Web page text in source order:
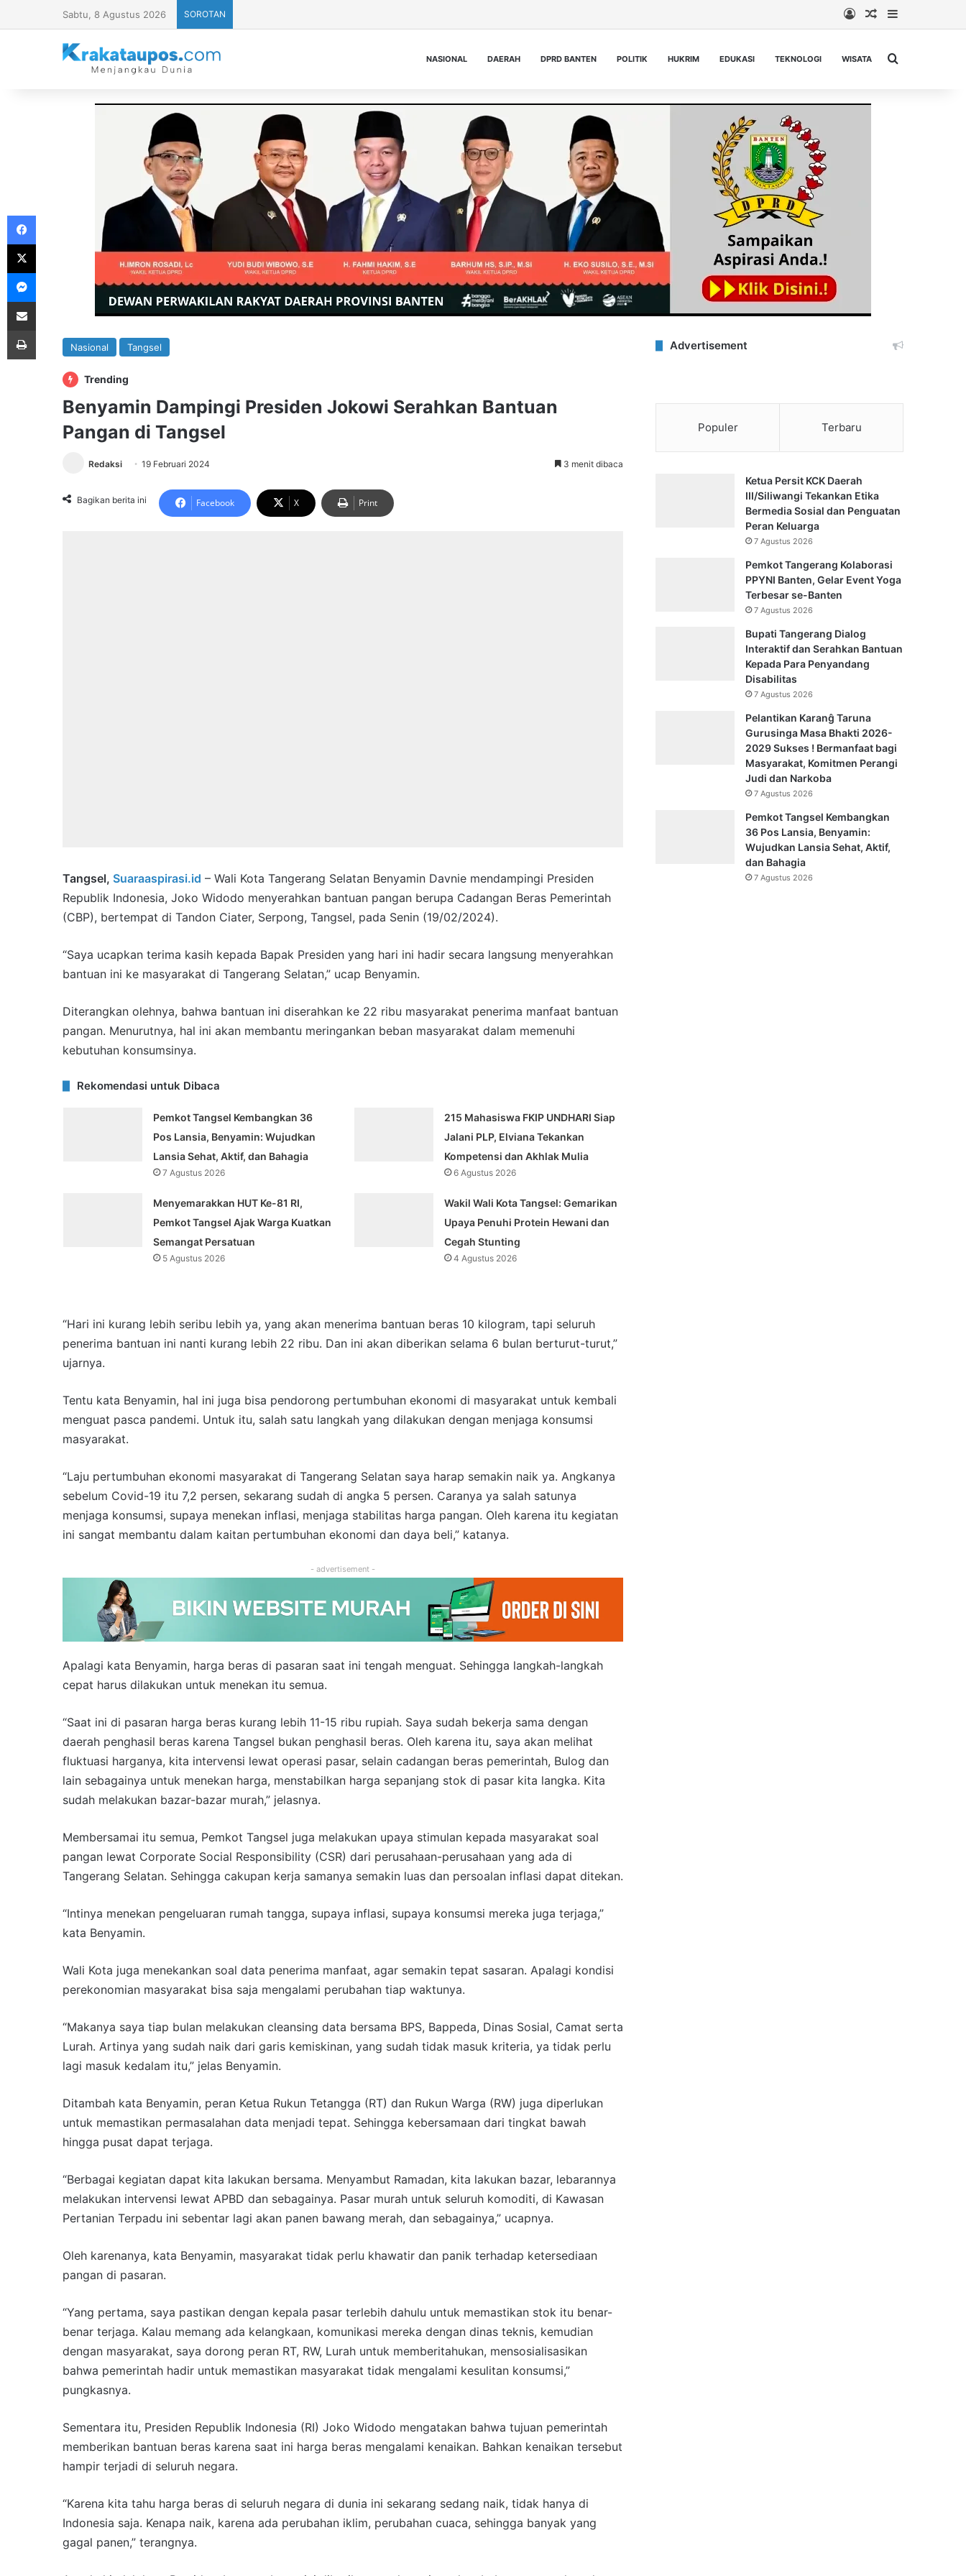
Sabtu, 8 Agustus 2026 SOROTAN Log InRandom Article
NASIONAL DAERAH DPRD BANTEN POLITIK HUKRIM EDUKASI TEKNOLOGI WISATA Cari berita...
Nasional Tangsel
Trending
Benyamin Dampingi Presiden Jokowi Serahkan Bantuan
Pangan di Tangsel
Redaksi 19 Februari 2024 3 menit dibaca
Bagikan berita ini Facebook X Print
Tangsel, Suaraaspirasi.id – Wali Kota Tangerang Selatan Benyamin Davnie mendampingi Presiden
Republik Indonesia, Joko Widodo menyerahkan bantuan pangan berupa Cadangan Beras Pemerintah
(CBP), bertempat di Tandon Ciater, Serpong, Tangsel, pada Senin (19/02/2024).
“Saya ucapkan terima kasih kepada Bapak Presiden yang hari ini hadir secara langsung menyerahkan
bantuan ini ke masyarakat di Tangerang Selatan,” ucap Benyamin.
Diterangkan olehnya, bahwa bantuan ini diserahkan ke 22 ribu masyarakat penerima manfaat bantuan
pangan. Menurutnya, hal ini akan membantu meringankan beban masyarakat dalam memenuhi
kebutuhan konsumsinya.
Rekomendasi untuk Dibaca
Pemkot Tangsel Kembangkan 36
Pos Lansia, Benyamin: Wujudkan
Lansia Sehat, Aktif, dan Bahagia
7 Agustus 2026
215 Mahasiswa FKIP UNDHARI Siap
Jalani PLP, Elviana Tekankan
Kompetensi dan Akhlak Mulia
6 Agustus 2026
Menyemarakkan HUT Ke-81 RI,
Pemkot Tangsel Ajak Warga Kuatkan
Semangat Persatuan
5 Agustus 2026
Wakil Wali Kota Tangsel: Gemarikan
Upaya Penuhi Protein Hewani dan
Cegah Stunting
4 Agustus 2026
“Hari ini kurang lebih seribu lebih ya, yang akan menerima bantuan beras 10 kilogram, tapi seluruh
penerima bantuan ini nanti kurang lebih 22 ribu. Dan ini akan diberikan selama 6 bulan berturut-turut,”
ujarnya.
Tentu kata Benyamin, hal ini juga bisa pendorong pertumbuhan ekonomi di masyarakat untuk kembali
menguat pasca pandemi. Untuk itu, salah satu langkah yang dilakukan dengan menjaga konsumsi
masyarakat.
“Laju pertumbuhan ekonomi masyarakat di Tangerang Selatan saya harap semakin naik ya. Angkanya
sebelum Covid-19 itu 7,2 persen, sekarang sudah di angka 5 persen. Caranya ya salah satunya
menjaga konsumsi, supaya menekan inflasi, menjaga stabilitas harga pangan. Oleh karena itu kegiatan
ini sangat membantu dalam kaitan pertumbuhan ekonomi dan daya beli,” katanya.
- advertisement -
Apalagi kata Benyamin, harga beras di pasaran saat ini tengah menguat. Sehingga langkah-langkah
cepat harus dilakukan untuk menekan itu semua.
“Saat ini di pasaran harga beras kurang lebih 11-15 ribu rupiah. Saya sudah bekerja sama dengan
daerah penghasil beras karena Tangsel bukan penghasil beras. Oleh karena itu, saya akan melihat
fluktuasi harganya, kita intervensi lewat operasi pasar, selain cadangan beras pemerintah, Bulog dan
lain sebagainya untuk menekan harga, menstabilkan harga sepanjang stok di pasar kita langka. Kita
sudah melakukan bazar-bazar murah,” jelasnya.
Membersamai itu semua, Pemkot Tangsel juga melakukan upaya stimulan kepada masyarakat soal
pangan lewat Corporate Social Responsibility (CSR) dari perusahaan-perusahaan yang ada di
Tangerang Selatan. Sehingga cakupan kerja samanya semakin luas dan persoalan inflasi dapat ditekan.
“Intinya menekan pengeluaran rumah tangga, supaya inflasi, supaya konsumsi mereka juga terjaga,”
kata Benyamin.
Wali Kota juga menekankan soal data penerima manfaat, agar semakin tepat sasaran. Apalagi kondisi
perekonomian masyarakat bisa saja mengalami perubahan tiap waktunya.
“Makanya saya tiap bulan melakukan cleansing data bersama BPS, Bappeda, Dinas Sosial, Camat serta
Lurah. Artinya yang sudah naik dari garis kemiskinan, yang sudah tidak masuk kriteria, ya tidak perlu
lagi masuk kedalam itu,” jelas Benyamin.
Ditambah kata Benyamin, peran Ketua Rukun Tetangga (RT) dan Rukun Warga (RW) juga diperlukan
untuk memastikan permasalahan data menjadi tepat. Sehingga kebersamaan dari tingkat bawah
hingga pusat dapat terjaga.
“Berbagai kegiatan dapat kita lakukan bersama. Menyambut Ramadan, kita lakukan bazar, lebarannya
melakukan intervensi lewat APBD dan sebagainya. Pasar murah untuk seluruh komoditi, di Kawasan
Pertanian Terpadu ini sebentar lagi akan panen bawang merah, dan sebagainya,” ucapnya.
Oleh karenanya, kata Benyamin, masyarakat tidak perlu khawatir dan panik terhadap ketersediaan
pangan di pasaran.
“Yang pertama, saya pastikan dengan kepala pasar terlebih dahulu untuk memastikan stok itu benar-
benar terjaga. Kalau memang ada kelangkaan, komunikasi mereka dengan dinas teknis, kemudian
dengan masyarakat, saya dorong peran RT, RW, Lurah untuk memberitahukan, mensosialisasikan
bahwa pemerintah hadir untuk memastikan masyarakat tidak mengalami kesulitan konsumsi,”
pungkasnya.
Sementara itu, Presiden Republik Indonesia (RI) Joko Widodo mengatakan bahwa tujuan pemerintah
memberikan bantuan beras karena saat ini harga beras mengalami kenaikan. Bahkan kenaikan tersebut
hampir terjadi di seluruh negara.
“Karena kita tahu harga beras di seluruh negara di dunia ini sekarang sedang naik, tidak hanya di
Indonesia saja. Kenapa naik, karena ada perubahan iklim, perubahan cuaca, sehingga banyak yang
gagal panen,” terangnya.
Advertisement
Populer Terbaru
Ketua Persit KCK Daerah
III/Siliwangi Tekankan Etika
Bermedia Sosial dan Penguatan
Peran Keluarga
7 Agustus 2026
Pemkot Tangerang Kolaborasi
PPYNI Banten, Gelar Event Yoga
Terbesar se-Banten
7 Agustus 2026
Bupati Tangerang Dialog
Interaktif dan Serahkan Bantuan
Kepada Para Penyandang
Disabilitas
7 Agustus 2026
Pelantikan Karanĝ Taruna
Gurusinga Masa Bhakti 2026-
2029 Sukses ! Bermanfaat bagi
Masyarakat, Komitmen Perangi
Judi dan Narkoba
7 Agustus 2026
Pemkot Tangsel Kembangkan
36 Pos Lansia, Benyamin:
Wujudkan Lansia Sehat, Aktif,
dan Bahagia
7 Agustus 2026